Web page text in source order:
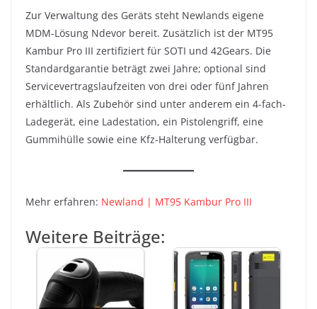
Zur Verwaltung des Geräts steht Newlands eigene
MDM-Lösung Ndevor bereit. Zusätzlich ist der MT95
Kambur Pro III zertifiziert für SOTI und 42Gears. Die
Standardgarantie beträgt zwei Jahre; optional sind
Servicevertragslaufzeiten von drei oder fünf Jahren
erhältlich. Als Zubehör sind unter anderem ein 4-fach-
Ladegerät, eine Ladestation, ein Pistolengriff, eine
Gummihülle sowie eine Kfz-Halterung verfügbar.
Mehr erfahren: Newland | MT95 Kambur Pro III
Weitere Beiträge: